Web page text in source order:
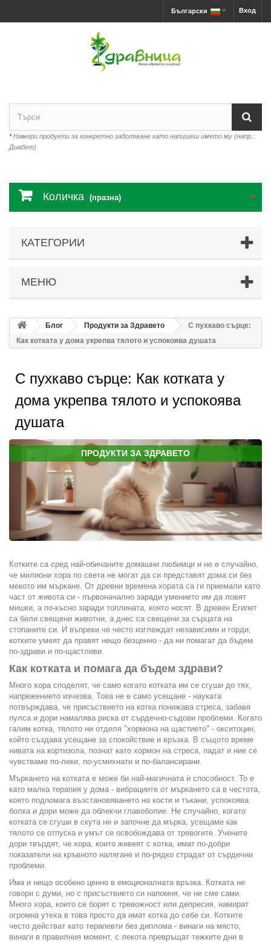
Вход
Български
*Намери продукти за конкретно заболяване като напишеш името му (напр.:
Диабет)
Количка (празна)
КАТЕГОРИИ
МЕНЮ
Блог Продукти за Здравето
С пухкаво сърце:
Как котката у дома укрепва тялото и успокоява душата
С пухкаво сърце: Как котката у
дома укрепва тялото и успокоява
душата
ПРОДУКТИ ЗА ЗДРАВЕТО
Котките са сред най-обичаните домашни любимци и не е случайно,
че милиони хора по света не могат да си представят дома си без
мекото им мъркане. От древни времена хората са ги приемали като
част от живота си - първоначално заради умението им да ловят
мишки, а по-късно заради топлината, която носят. В древен Египет
са били свещени животни, а днес са свещени за сърцата на
стопаните си. И въпреки че често изглеждат независими и горди,
котките умеят да правят нещо безценно - да ни помагат да бъдем
по-здрави и по-щастливи.
Как котката и помага да бъдем здрави?
Много хора споделят, че само когато котката им се сгуши до тях,
напрежението изчезва. Това не е само усещане - науката
потвърждава, че присъствието на котка понижава стреса, забавя
пулса и дори намалява риска от сърдечно-съдови проблеми. Когато
галим котка, тялото ни отделя "хормона на щастието" - окситоцин,
който създава усещане за спокойствие и връзка. В същото време
нивата на кортизола, познат като хормон на стреса, падат и ние се
чувстваме по-леки, по-усмихнати и по-балансирани.
Мъркането на котката е може би най-магичната ѝ способност. То е
като малка терапия у дома - вибрациите от мъркането са в честота,
която подпомага възстановяването на кости и тъкани, успокоява
болка и дори може да облекчи главоболие. Не случайно, когато
котката се сгуши в скута ни и започне да мърка, усещаме как
тялото се отпуска и умът се освобождава от тревогите. Учените
дори твърдят, че хора, които живеят с котка, имат по-добри
показатели на кръвното налягане и по-рядко страдат от сърдечни
проблеми.
Има и нещо особено ценно в емоционалната връзка. Котката не
говори с думи, но с присъствието си напомня, че не сме сами.
Много хора, които се борят с тревожност или депресия, намират
огромна утеха в това просто да имат котка до себе си. Котките
често действат като терапевти без диплома - винаги на място,
винаги в правилния момент, с лекота превръщат тежките дни в